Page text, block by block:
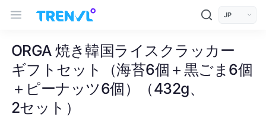
언어 선택
ORGA 焼き韓国ライスクラッカー
ギフトセット（海苔6個＋黒ごま6個
＋ピーナッツ6個）（432g、
2セット）